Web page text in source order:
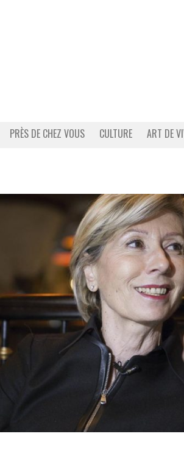
PRÈS DE CHEZ VOUS CULTURE ART DE